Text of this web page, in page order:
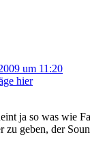
um 11:20
hier
ja so was wie
zu geben, der